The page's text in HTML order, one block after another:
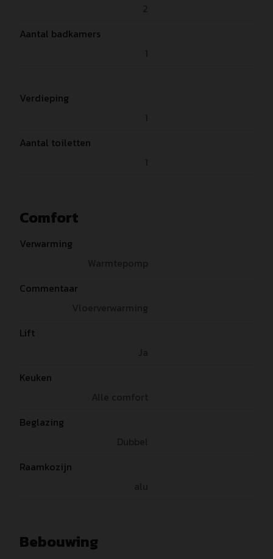
Aantal badkamers
Verdieping
Aantal toiletten
Comfort
Verwarming
Commentaar
Lift
Keuken
Beglazing
Raamkozijn
Bebouwing